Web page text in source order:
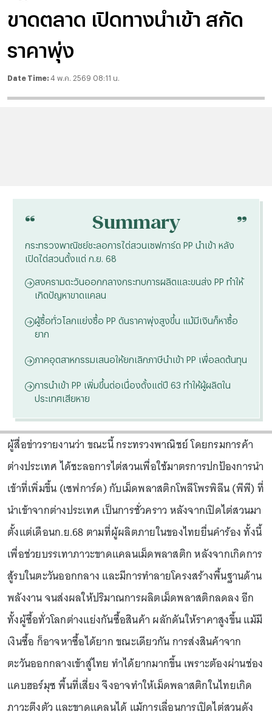
ขาดตลาด เปิดทางนำเข้า สกัด
ราคาพุ่ง
Date Time: 4 พ.ค. 2569 08:11 น.
“ Summary “
กระทรวงพาณิชย์ชะลอการไต่สวนเซฟการ์ด PP นำเข้า หลัง
เปิดไต่สวนตั้งแต่ ก.ย. 68
สงครามตะวันออกกลางกระทบการผลิตและขนส่ง PP ทำให้
เกิดปัญหาขาดแคลน
ผู้ซื้อทั่วโลกแย่งซื้อ PP ดันราคาพุ่งสูงขึ้น แม้มีเงินก็หาซื้อ
ยาก
ภาคอุตสาหกรรมเสนอให้ยกเลิกภาษีนำเข้า PP เพื่อลดต้นทุน
การนำเข้า PP เพิ่มขึ้นต่อเนื่องตั้งแต่ปี 63 ทำให้ผู้ผลิตใน
ประเทศเสียหาย
ผู้สื่อข่าวรายงานว่า ขณะนี้ กระทรวงพาณิชย์ โดยกรมการค้า
ต่างประเทศ ได้ชะลอการไต่สวนเพื่อใช้มาตรการปกป้องการนำ
เข้าที่เพิ่มขึ้น (เซฟการ์ด) กับเม็ดพลาสติกโพลีโพรพิลีน (พีพี) ที่
นำเข้าจากต่างประเทศ เป็นการชั่วคราว หลังจากเปิดไต่สวนมา
ตั้งแต่เดือนก.ย.68 ตามที่ผู้ผลิตภายในของไทยยื่นคำร้อง ทั้งนี้
เพื่อช่วยบรรเทาภาวะขาดแคลนเม็ดพลาสติก หลังจากเกิดการ
สู้รบในตะวันออกกลาง และมีการทำลายโครงสร้างพื้นฐานด้าน
พลังงาน จนส่งผลให้ปริมาณการผลิตเม็ดพลาสติกลดลง อีก
ทั้งผู้ซื้อทั่วโลกต่างแย่งกันซื้อสินค้า ผลักดันให้ราคาสูงขึ้น แม้มี
เงินซื้อ ก็อาจหาซื้อได้ยาก ขณะเดียวกัน การส่งสินค้าจาก
ตะวันออกกลางเข้าสู่ไทย ทำได้ยากมากขึ้น เพราะต้องผ่านช่อง
แคบฮอร์มุซ พื้นที่เสี่ยง จึงอาจทำให้เม็ดพลาสติกในไทยเกิด
ภาวะตึงตัว และขาดแคลนได้ แม้การเลื่อนการเปิดไต่สวนดัง